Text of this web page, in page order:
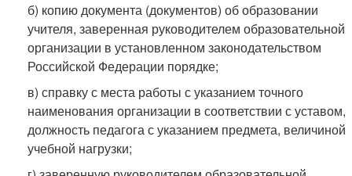
б) копию документа (документов) об образовании
учителя, заверенная руководителем образовательной
организации в установленном законодательством
Российской Федерации порядке;
в) справку с места работы с указанием точного
наименования организации в соответствии с уставом,
должность педагога с указанием предмета, величиной
учебной нагрузки;